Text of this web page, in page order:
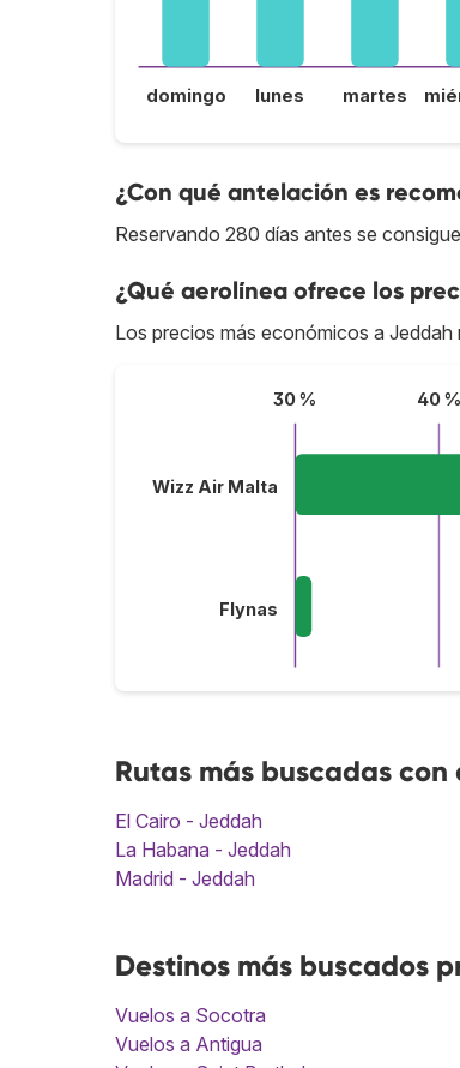
domingo lunes martes
¿Con qué antelación es
Reservando 280 días antes se
¿Qué aerolínea ofrece los
Los precios más económicos a
30 % 40 %
Wizz Air Malta
Flynas
Rutas más buscadas
El Cairo - Jeddah
La Habana - Jeddah
Madrid - Jeddah
Destinos más buscados
Vuelos a Socotra
Vuelos a Antigua